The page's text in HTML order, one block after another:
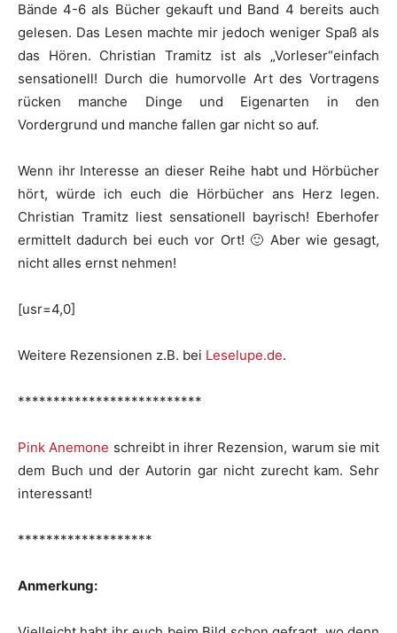
Bände 4-6 als Bücher gekauft und Band 4 bereits auch
gelesen. Das Lesen machte mir jedoch weniger Spaß als
das Hören. Christian Tramitz ist als „Vorleser“einfach
sensationell! Durch die humorvolle Art des Vortragens
rücken manche Dinge und Eigenarten in den
Vordergrund und manche fallen gar nicht so auf.
Wenn ihr Interesse an dieser Reihe habt und Hörbücher
hört, würde ich euch die Hörbücher ans Herz legen.
Christian Tramitz liest sensationell bayrisch! Eberhofer
ermittelt dadurch bei euch vor Ort! 🙂 Aber wie gesagt,
nicht alles ernst nehmen!
[usr=4,0]
Weitere Rezensionen z.B. bei Leselupe.de.
**************************
Pink Anemone schreibt in ihrer Rezension, warum sie mit
dem Buch und der Autorin gar nicht zurecht kam. Sehr
interessant!
*******************
Anmerkung: